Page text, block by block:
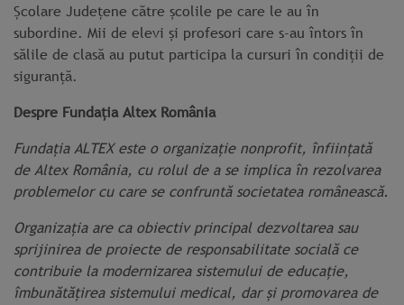
Școlare Județene către școlile pe care le au în
subordine. Mii de elevi și profesori care s-au întors în
sălile de clasă au putut participa la cursuri în condiții de
siguranță.
Despre Fundația Altex România
Fundația ALTEX este o organizație nonprofit, înființată
de Altex România, cu rolul de a se implica în rezolvarea
problemelor cu care se confruntă societatea românească.
Organizația are ca obiectiv principal dezvoltarea sau
sprijinirea de proiecte de responsabilitate socială ce
contribuie la modernizarea sistemului de educație,
îmbunătățirea sistemului medical, dar și promovarea de